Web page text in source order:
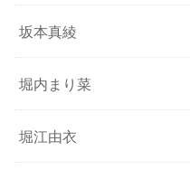
坂本真綾
堀内まり菜
堀江由衣